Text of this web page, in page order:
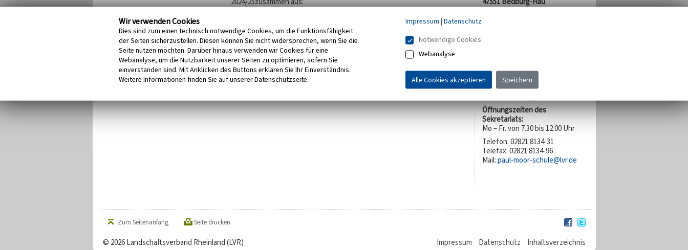
5 Lehrer*innen für Sonderpädagogik
7 Lehrer*innen für die Sekundarstufe I und II
Michael Dicks
Sekretariat:
Öffnungszeiten des
Sekretariats:
Mo – Fr. von 7.30 bis 12.00 Uhr
Telefon: 02821 8134-31
Telefax: 02821 8134-96
Mail: paul-moor-schule@lvr.de
Zum Seitenanfang Seite drucken
Impressum Datenschutz Inhaltsverzeichnis
© 2026 Landschaftsverband Rheinland (LVR)
Wir verwenden Cookies
Dies sind zum einen technisch notwendige Cookies, um die Funktionsfähigkeit
der Seiten sicherzustellen. Diesen können Sie nicht widersprechen, wenn Sie die
Seite nutzen möchten. Darüber hinaus verwenden wir Cookies für eine
Webanalyse, um die Nutzbarkeit unserer Seiten zu optimieren, sofern Sie
einverstanden sind. Mit Anklicken des Buttons erklären Sie Ihr Einverständnis.
Weitere Informationen finden Sie auf unserer Datenschutzseite.
Impressum | Datenschutz
Notwendige Cookies
Webanalyse
Alle Cookies akzeptieren Speichern